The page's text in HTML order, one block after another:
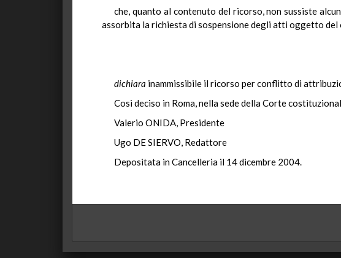
che, quanto al contenuto del ricorso, non sussiste
assorbita la richiesta di sospensione degli atti oggetto
dichiara inammissibile il ricorso per conflitto di
Così deciso in Roma, nella sede della Corte
Valerio ONIDA, Presidente
Ugo DE SIERVO, Redattore
Depositata in Cancelleria il 14 dicembre 2004.